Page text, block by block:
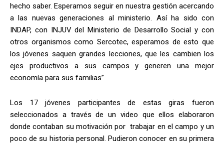
hecho saber. Esperamos seguir en nuestra gestión acercando
a las nuevas generaciones al ministerio. Así ha sido con
INDAP, con INJUV del Ministerio de Desarrollo Social y con
otros organismos como Sercotec, esperamos de esto que
los jóvenes saquen grandes lecciones, que les cambien los
ejes productivos a sus campos y generen una mejor
economía para sus familias”
Los 17 jóvenes participantes de estas giras fueron
seleccionados a través de un video que ellos elaboraron
donde contaban su motivación por trabajar en el campo y un
poco de su historia personal. Pudieron conocer en su primera